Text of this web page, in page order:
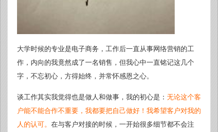
大学时候的专业是电子商务，工作后一直从事网络营销的工
作，内向的我竟然成了一名销售，但我心中一直铭记这几个
字，不忘初心，方得始终，并常怀感恩之心。
谈工作其实我觉得也是做人和做事，我的初心是： 无论这个客
户能不能合作不重要，我都要把自己做好！我希望客户对我的
人的认可。 在与客户对接的时候，一开始很多细节都不会注